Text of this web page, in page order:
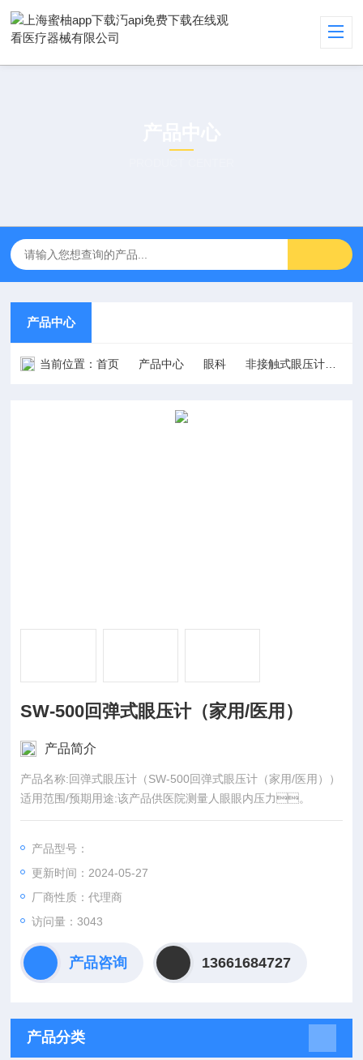
产品中心
当前位置：首页 产品中心 眼科 非接触式眼压计
SW-500回弹式眼压计（家用/医用）
产品简介
产品名称:回弹式眼压计（SW-500回弹式眼压计（家用/医用））
适用范围/预期用途:该产品供医院测量人眼眼内压力。
产品型号：
更新时间：2024-05-27
厂商性质：代理商
访问量：3043
产品咨询 13661684727
产品分类